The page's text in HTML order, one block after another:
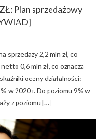
Plan sprzedażowy
sprzedaży 2,2 mln zł, co
0,6 mln zł, co oznacza
oceny działalności:
w 2020 r. Do poziomu 9% w
z poziomu […]